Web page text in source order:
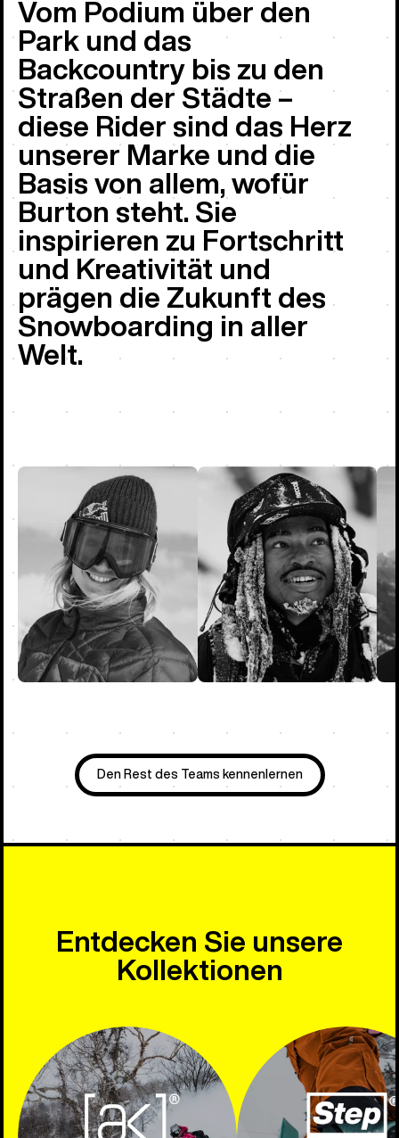
Vom Podium über den
Park und das
Backcountry bis zu den
Straßen der Städte –
diese Rider sind das Herz
unserer Marke und die
Basis von allem, wofür
Burton steht. Sie
inspirieren zu Fortschritt
und Kreativität und
prägen die Zukunft des
Snowboarding in aller
Welt.
Den Rest des Teams kennenlernen
Entdecken Sie unsere
Kollektionen